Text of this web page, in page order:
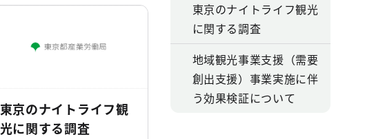
東京のナイトライフ観
光に関する調査
東京のナイトライフ観光
に関する調査
地域観光事業支援（需要
創出支援）事業実施に伴
う効果検証について